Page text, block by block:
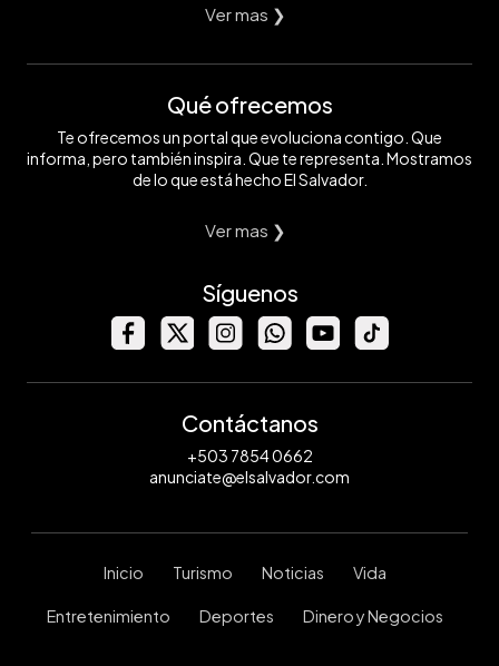
Ver mas ❯
Qué ofrecemos
Te ofrecemos un portal que evoluciona contigo. Que
informa, pero también inspira. Que te representa. Mostramos
de lo que está hecho El Salvador.
Ver mas ❯
Síguenos
Contáctanos
+503 7854 0662
anunciate@elsalvador.com
Inicio Turismo Noticias Vida
Entretenimiento Deportes Dinero y Negocios